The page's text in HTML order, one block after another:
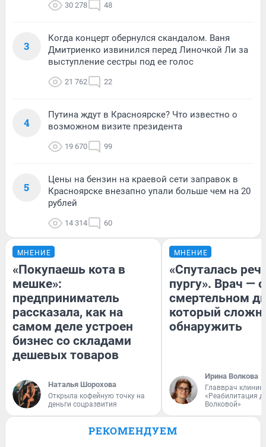
30 278 48
3
Когда концерт обернулся скандалом. Ваня
Дмитриенко извинился перед Линочкой Ли за
выступление сестры под ее голос
21 762 22
4
Путина ждут в Красноярске? Что известно о
возможном визите президента
19 670 99
5
Цены на бензин на краевой сети заправок в
Красноярске внезапно упали больше чем на 20
рублей
14 314 60
МНЕНИЕ
«Покупаешь кота в
мешке»:
предприниматель
рассказала, как на
самом деле устроен
бизнес со складами
дешевых товаров
Наталья Шорохова
Открыла кофейную точку на
деньги соцразвития
МНЕНИЕ
«Спуталась
пургу». Врач — о
смертельном
который
обнаружить
Ирина Волкова
Главврач
«Реабилитация
Волковой»
РЕКОМЕНДУЕМ